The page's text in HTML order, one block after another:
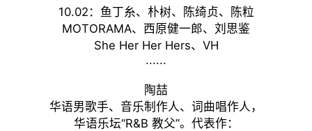
10.02：鱼丁糸、朴树、陈绮贞、陈粒
MOTORAMA、西原健一郎、刘思鉴
She Her Her Hers、VH
......
陶喆
华语男歌手、音乐制作人、词曲唱作人，
华语乐坛“R&B 教父”。代表作：